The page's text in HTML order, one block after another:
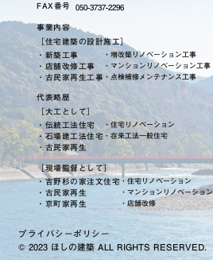
FAX番号 050-3737-2296
事業内容
［住宅建築の設計施工］
・新築工事
・店舗改修工事
・古民家再生工事
・増改築リノベーション工事
・マンションリノベーション工事
・点検補修メンテナンス工事
代表略歴
［大工として］
・伝統工法住宅
・石場建工法住宅
・古民家再生
・住宅リノベーション
・在来工法一般住宅
［現場監督として］
・吉野杉の家注文住宅
・古民家再生
・京町家再生
・住宅リノベーション
・マンションリノベーション
・店舗改修
プライバシーポリシー
© 2023 ほしの建築ALL RIGHTS RESERVED.